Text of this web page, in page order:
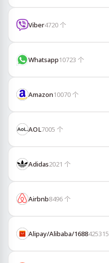
Viber4720个
Whatsapp10723 个
Amazon10070个
AOL7005 个
Adidas2021 个
Airbnb8496个
Alipay/Alibaba/1688425315